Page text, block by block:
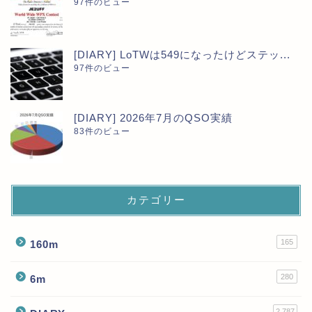
97件のビュー
[DIARY] LoTWは549になったけどステッ...
97件のビュー
[DIARY] 2026年7月のQSO実績
83件のビュー
カテゴリー
160m 165
6m 280